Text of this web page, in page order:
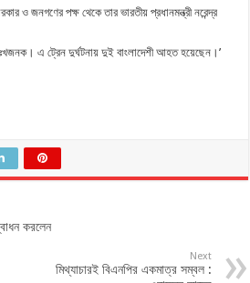
ও জনগণের পক্ষ থেকে তার ভারতীয় প্রধানমন্ত্রী নরেন্দ্র
এ ট্রেন দুর্ঘটনায় দুই বাংলাদেশী আহত হয়েছেন।’
করলেন
Next
মিথ্যাচারই বিএনপির একমাত্র সম্বল :